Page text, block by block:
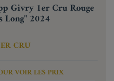
Givry 1er Cru Rouge
Long" 2024
CRU
VOIR LES PRIX